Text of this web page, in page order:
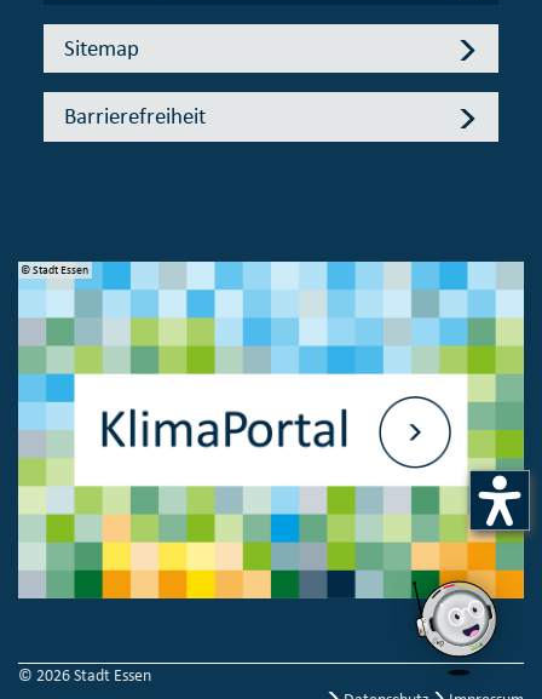
Sitemap
Barrierefreiheit
© Stadt Essen
© 2026 Stadt Essen